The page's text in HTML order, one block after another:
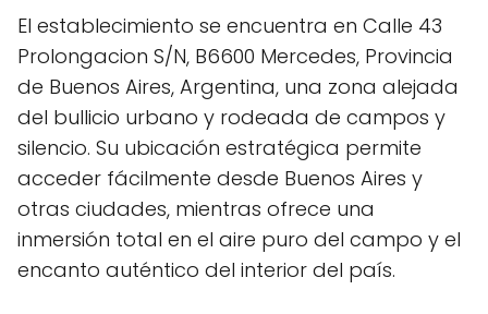
El establecimiento se encuentra en Calle 43
Prolongacion S/N, B6600 Mercedes, Provincia
de Buenos Aires, Argentina, una zona alejada
del bullicio urbano y rodeada de campos y
silencio. Su ubicación estratégica permite
acceder fácilmente desde Buenos Aires y
otras ciudades, mientras ofrece una
inmersión total en el aire puro del campo y el
encanto auténtico del interior del país.